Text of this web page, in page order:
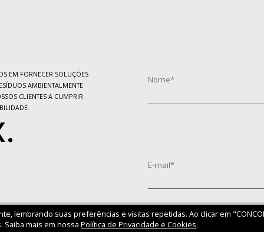
EM FORNECER SOLUÇÕES
AMBIENTALMENTE
CLIENTES A CUMPRIR
lembrando suas preferências e visitas repetidas. Ao clicar em
Saiba mais em nossaPolítica de Privacidade e Cookies.